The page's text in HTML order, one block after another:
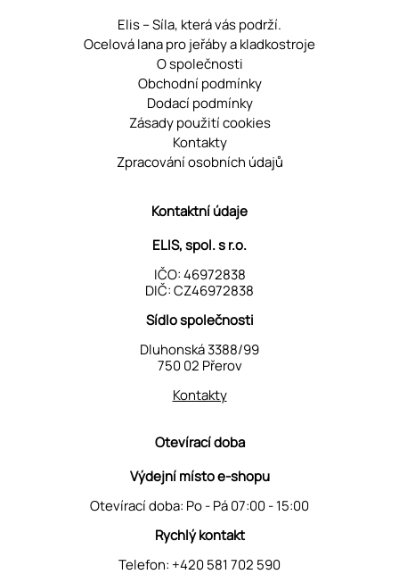
Elis – Síla, která vás podrží.
Ocelová lana pro jeřáby a kladkostroje
O společnosti
Obchodní podmínky
Dodací podmínky
Zásady použití cookies
Kontakty
Zpracování osobních údajů
Kontaktní údaje
ELIS, spol. s r.o.
IČO: 46972838
DIČ: CZ46972838
Sídlo společnosti
Dluhonská 3388/99
750 02 Přerov
Kontakty
Otevírací doba
Výdejní místo e-shopu
Otevírací doba: Po - Pá 07:00 - 15:00
Rychlý kontakt
Telefon: +420 581 702 590